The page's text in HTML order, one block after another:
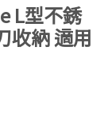
L型不銹
收納 適用